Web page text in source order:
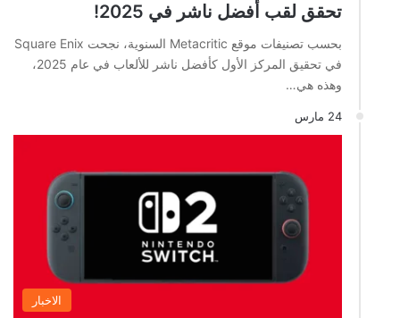
تحقق لقب أفضل ناشر في 2025!
بحسب تصنيفات موقع Metacritic السنوية، نجحت Square Enix
في تحقيق المركز الأول كأفضل ناشر للألعاب في عام 2025،
وهذه هي…
24 مارس
الاخبار